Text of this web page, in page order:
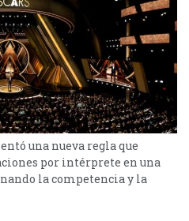
una nueva regla que
por intérprete en una
la competencia y la
Premios Óscar acaba de
puede cambiar por